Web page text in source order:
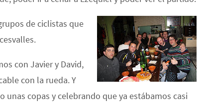
de ciclistas que
con Javier y David,
con la rueda. Y
copas y celebrando que ya estábamos casi